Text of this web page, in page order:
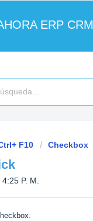
ERP CRM
F10 Checkbox
P. M.